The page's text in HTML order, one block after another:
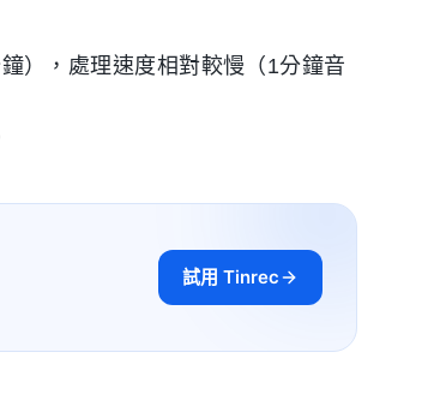
），處理速度相對較慢（1分鐘音
試用 Tinrec